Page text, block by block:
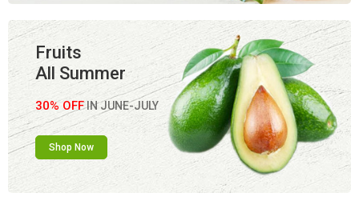
Fruits
All Summer
30% OFFIN JUNE-JULY
Shop Now